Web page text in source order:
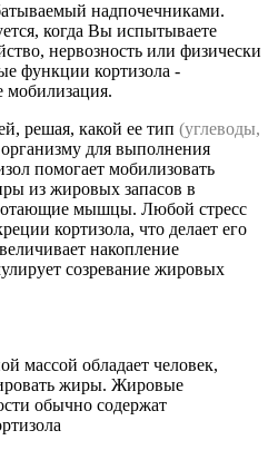
надпочечниками.
когда Вы испытываете
нервозность или физически
функции кортизола -
мобилизация.
решая, какой ее тип (углеводы,
организму для выполнения
помогает мобилизовать
из жировых запасов в
мышцы. Любой стресс
кортизола, что делает его
накопление
созревание жировых
массой обладает человек,
жиры. Жировые
обычно содержат